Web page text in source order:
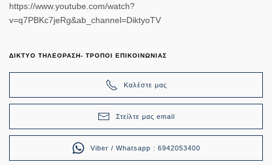
https://www.youtube.com/watch?
v=q7PBKc7jeRg&ab_channel=DiktyoTV
ΔΙΚΤΥΟ ΤΗΛΕΟΡΑΣΗ- ΤΡΟΠΟΙ ΕΠΙΚΟΙΝΩΝΙΑΣ
Καλέστε μας
Στείλτε μας email
Viber / Whatsapp : 6942053400